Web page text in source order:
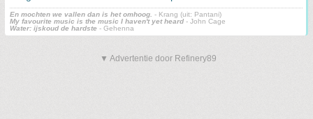
En mochten we vallen dan is het omhoog. - Krang (uit: Pantani)
My favourite music is the music I haven't yet heard - John Cage
Water: ijskoud de hardste - Gehenna
▼ Advertentie door Refinery89